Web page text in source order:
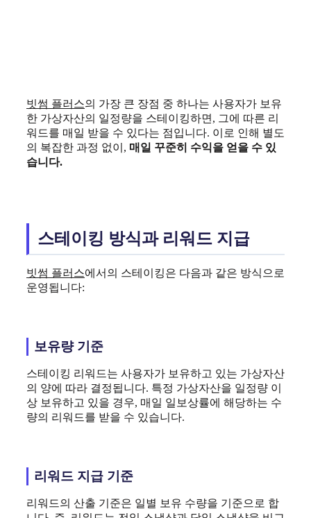
빗썸 플러스의 가장 큰 장점 중 하나는 사용자가 보유
한 가상자산의 일정량을 스테이킹하면, 그에 따른 리
워드를 매일 받을 수 있다는 점입니다. 이로 인해 별도
의 복잡한 과정 없이, 매일 꾸준히 수익을 얻을 수 있
습니다.
스테이킹 방식과 리워드 지급
빗썸 플러스에서의 스테이킹은 다음과 같은 방식으로
운영됩니다:
보유량 기준
스테이킹 리워드는 사용자가 보유하고 있는 가상자산
의 양에 따라 결정됩니다. 특정 가상자산을 일정량 이
상 보유하고 있을 경우, 매일 일보상률에 해당하는 수
량의 리워드를 받을 수 있습니다.
리워드 지급 기준
리워드의 산출 기준은 일별 보유 수량을 기준으로 합